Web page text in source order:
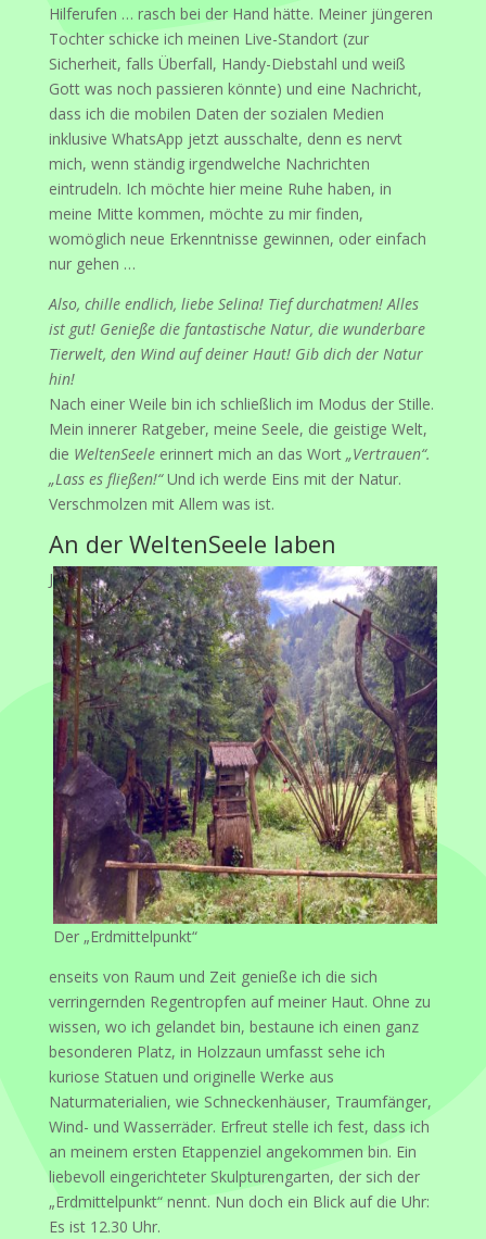
Hilferufen … rasch bei der Hand hätte. Meiner jüngeren
Tochter schicke ich meinen Live-Standort (zur
Sicherheit, falls Überfall, Handy-Diebstahl und weiß
Gott was noch passieren könnte) und eine Nachricht,
dass ich die mobilen Daten der sozialen Medien
inklusive WhatsApp jetzt ausschalte, denn es nervt
mich, wenn ständig irgendwelche Nachrichten
eintrudeln. Ich möchte hier meine Ruhe haben, in
meine Mitte kommen, möchte zu mir finden,
womöglich neue Erkenntnisse gewinnen, oder einfach
nur gehen …
Also, chille endlich, liebe Selina! Tief durchatmen! Alles
ist gut! Genieße die fantastische Natur, die wunderbare
Tierwelt, den Wind auf deiner Haut! Gib dich der Natur
hin!
Nach einer Weile bin ich schließlich im Modus der Stille.
Mein innerer Ratgeber, meine Seele, die geistige Welt,
die WeltenSeeleerinnert mich an das Wort „Vertrauen“.
„Lass es fließen!“Und ich werde Eins mit der Natur.
Verschmolzen mit Allem was ist.
An der WeltenSeele laben
Der „Erdmittelpunkt“
J
enseits von Raum und Zeit genieße ich die sich
verringernden Regentropfen auf meiner Haut. Ohne zu
wissen, wo ich gelandet bin, bestaune ich einen ganz
besonderen Platz, in Holzzaun umfasst sehe ich
kuriose Statuen und originelle Werke aus
Naturmaterialien, wie Schneckenhäuser, Traumfänger,
Wind- und Wasserräder. Erfreut stelle ich fest, dass ich
an meinem ersten Etappenziel angekommen bin. Ein
liebevoll eingerichteter Skulpturengarten, der sich der
„Erdmittelpunkt“ nennt. Nun doch ein Blick auf die Uhr:
Es ist 12.30 Uhr.